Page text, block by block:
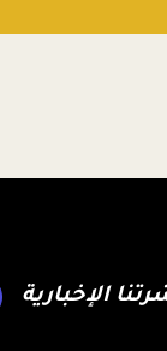
الإخبارية